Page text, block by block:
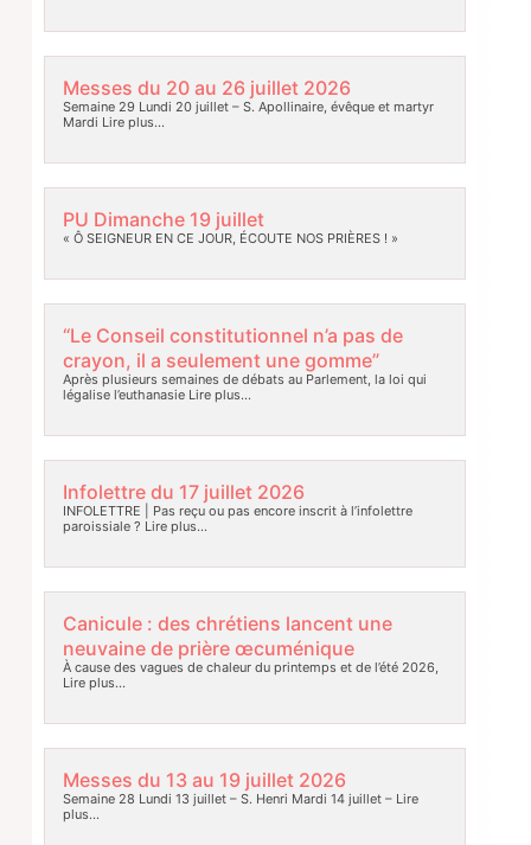
Messes du 20 au 26 juillet 2026
Semaine 29 Lundi 20 juillet – S. Apollinaire, évêque et martyr
Mardi Lire plus…
PU Dimanche 19 juillet
« Ô SEIGNEUR EN CE JOUR, ÉCOUTE NOS PRIÈRES ! »
“Le Conseil constitutionnel n’a pas de
crayon, il a seulement une gomme”
Après plusieurs semaines de débats au Parlement, la loi qui
légalise l’euthanasieLire plus…
Infolettre du 17 juillet 2026
INFOLETTRE | Pas reçu ou pas encore inscrit à l’infolettre
paroissiale ? Lire plus…
Canicule : des chrétiens lancent une
neuvaine de prière œcuménique
À cause des vagues de chaleur du printemps et de l’été 2026,
Lire plus…
Messes du 13 au 19 juillet 2026
Semaine 28 Lundi 13 juillet – S. Henri Mardi 14 juillet –Lire
plus…